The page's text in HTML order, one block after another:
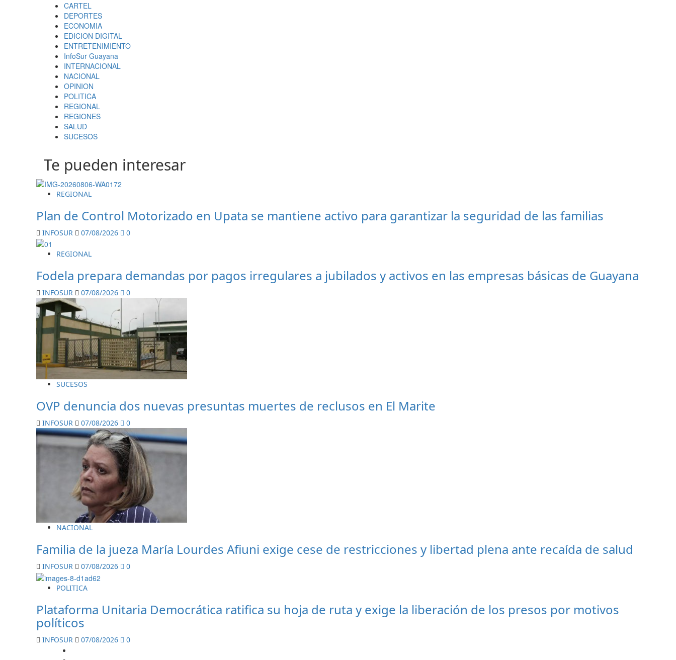
CARTEL
DEPORTES
ECONOMIA
EDICION DIGITAL
ENTRETENIMIENTO
InfoSur Guayana
INTERNACIONAL
NACIONAL
OPINION
POLITICA
REGIONAL
REGIONES
SALUD
SUCESOS
Te pueden interesar
REGIONAL
Plan de Control Motorizado en Upata se mantiene activo para garantizar la seguridad de las familias
INFOSUR 07/08/2026 0
REGIONAL
Fodela prepara demandas por pagos irregulares a jubilados y activos en las empresas básicas de Guayana
INFOSUR 07/08/2026 0
SUCESOS
OVP denuncia dos nuevas presuntas muertes de reclusos en El Marite
INFOSUR 07/08/2026 0
NACIONAL
Familia de la jueza María Lourdes Afiuni exige cese de restricciones y libertad plena ante recaída de salud
INFOSUR 07/08/2026 0
POLITICA
Plataforma Unitaria Democrática ratifica su hoja de ruta y exige la liberación de los presos por motivos
políticos
INFOSUR 07/08/2026 0